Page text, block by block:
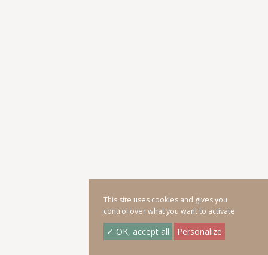
This site uses cookies and gives you
control over what you want to activate
✓ OK, accept all Personalize